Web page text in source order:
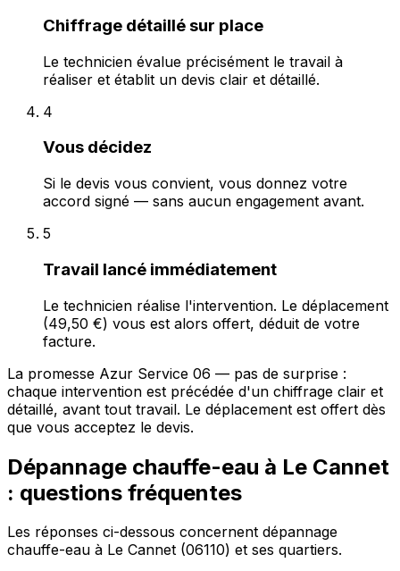
Chiffrage détaillé sur place
Le technicien évalue précisément le travail à
réaliser et établit un devis clair et détaillé.
4
Vous décidez
Si le devis vous convient, vous donnez votre
accord signé — sans aucun engagement avant.
5
Travail lancé immédiatement
Le technicien réalise l'intervention. Le déplacement
(49,50 €) vous est alors offert, déduit de votre
facture.
La promesse Azur Service 06 — pas de surprise :
chaque intervention est précédée d'un chiffrage clair et
détaillé, avant tout travail. Le déplacement est offert dès
que vous acceptez le devis.
Dépannage chauffe-eau à Le Cannet
: questions fréquentes
Les réponses ci-dessous concernent dépannage
chauffe-eau à Le Cannet (06110) et ses quartiers.